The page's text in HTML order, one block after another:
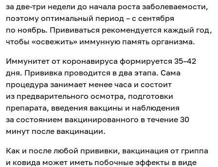
за две-три недели до начала роста заболеваемости,
поэтому оптимальный период – с сентября
по ноябрь. Прививаться рекомендуется каждый год,
чтобы «освежить» иммунную память организма.
Иммунитет от коронавируса формируется 35–42
дня. Прививка проводится в два этапа. Сама
процедура занимает менее часа и состоит
из предварительного осмотра, подготовки
препарата, введения вакцины и наблюдения
за состоянием вакцинированного в течение 30
минут после вакцинации.
Как и после любой прививки, вакцинация от гриппа
и ковида может иметь побочные эффекты в виде